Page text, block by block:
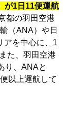
が1日11便運航
都の羽田空港
（ANA）や日
アを中心に、1
た、羽田空港
り、ANAと
以上運航して